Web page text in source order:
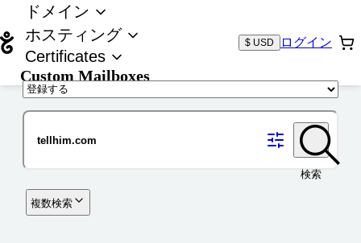
ドメイン
ホスティング
Certificates
Custom Mailboxes
$ USD ログイン
検索
複数検索